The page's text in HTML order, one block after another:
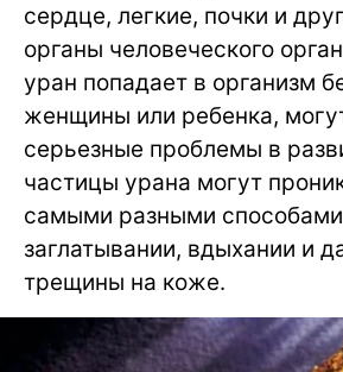
сердце, легкие, почки и
органы человеческого
уран попадает в организм
женщины или ребенка,
серьезные проблемы в
частицы урана могут
самыми разными
заглатывании, вдыхании и
трещины на коже.